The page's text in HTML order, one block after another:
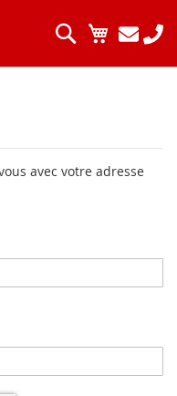
Mon
Chercher
avec votre adresse